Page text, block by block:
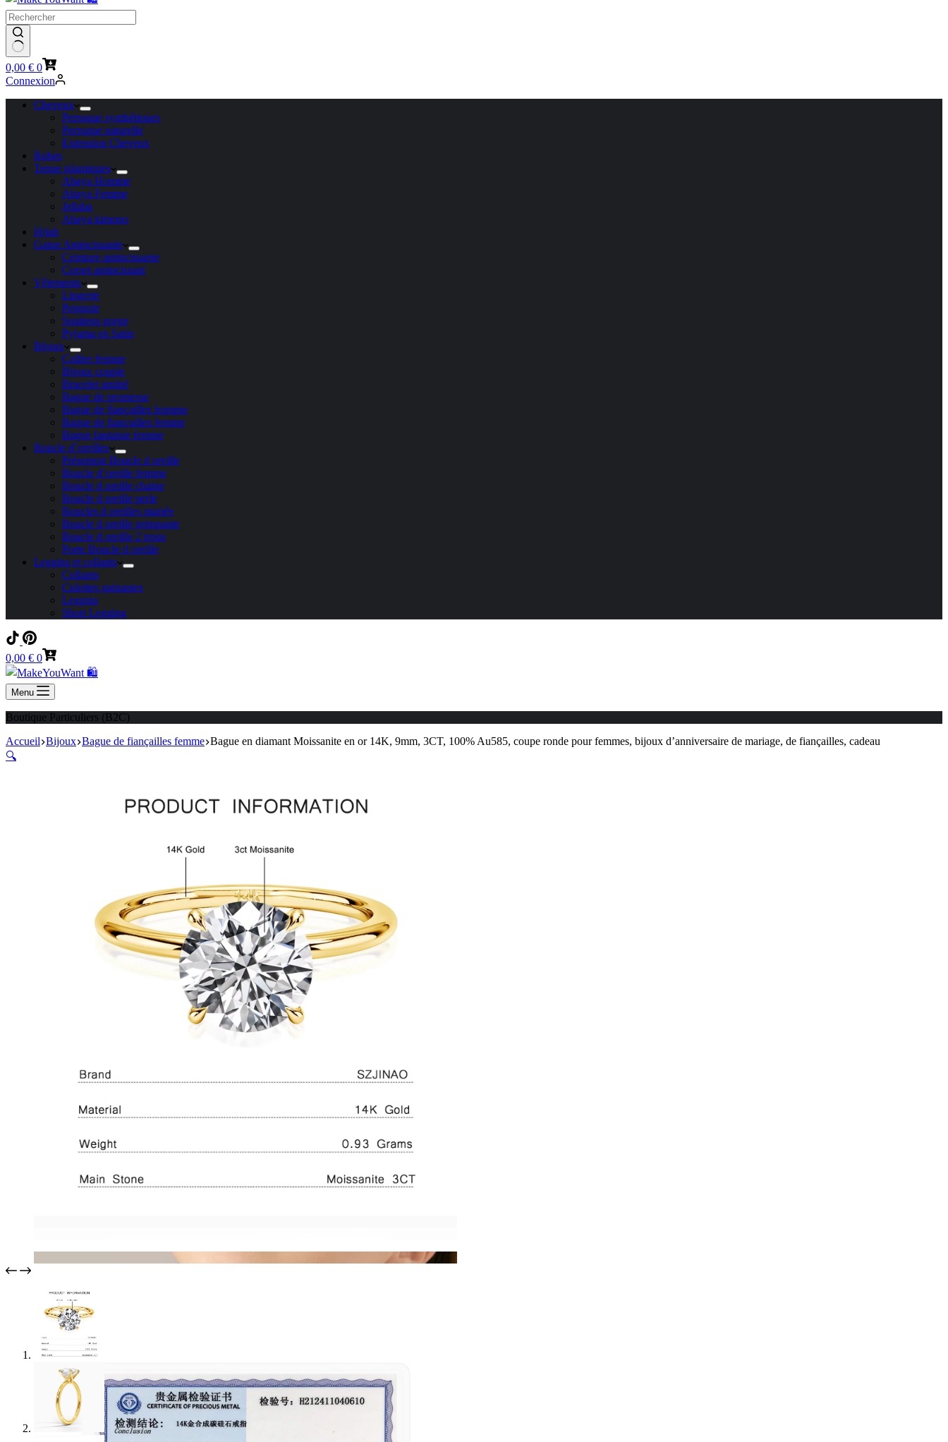
Panier
d’achat
0,00 € 0
Connexion
Cheveux
Perruque synthétiques
Perruque naturelle
Extension Cheveux
Robes
Tenue islamiques
Abaya Homme
Abaya Femme
Jellaba
Abaya kimono
Hijab
Gaine Amincissante
Ceinture amincissante
Corset amincissant
Vêtements
Lingerie
Peignoir
Soutiens gorge
Pyjama en Satin
Bijoux
Collier femme
Bijoux couple
Bracelet amitié
Bague de promesse
Bague de fiançailles homme
Bague de fiançailles femme
Bague fantaisie femme
Boucle d’oreilles
Présentoir Boucle d oreille
Boucle d’oreille femme
Boucle d oreille chaine
Boucle d oreille perle
Boucles d oreilles mariée
Boucle d oreille grimpante
Boucle d oreille 2 trous
Porte Boucle d oreille
Leggins et collants
Collants
Culottes gainantes
Leggins
Short Legging
Panier
d’achat
0,00 € 0
Menu
Boutique Particuliers (B2C)
Accueil Bijoux Bague de fiançailles femme Bague en diamant Moissanite en or 14K, 9mm, 3CT, 100% Au585, coupe ronde pour femmes, bijoux d’anniversaire de mariage, de fiançailles, cadeau
🔍